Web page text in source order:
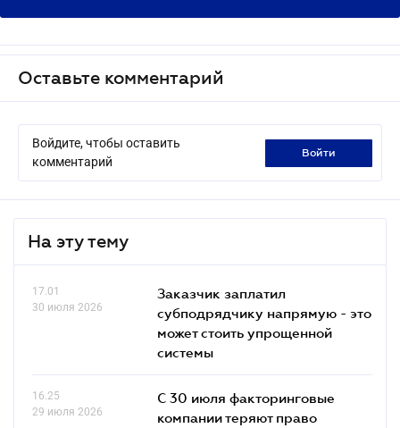
Оставьте комментарий
Войдите, чтобы оставить
комментарий
войти
На эту тему
17.01
30 июля 2026
Заказчик заплатил
субподрядчику напрямую - это
может стоить упрощенной
системы
16.25
29 июля 2026
С 30 июля факторинговые
компании теряют право